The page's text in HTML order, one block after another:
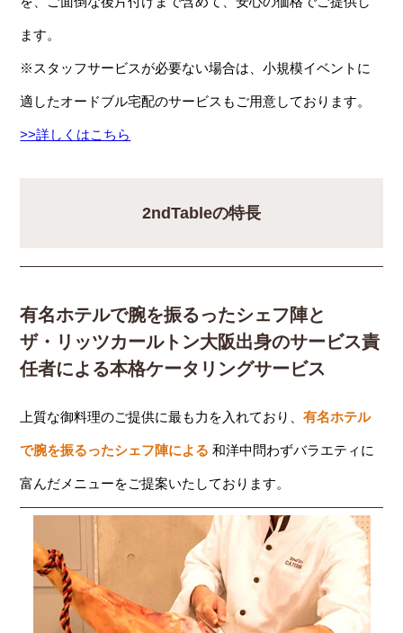
ます。
※スタッフサービスが必要ない場合は、小規模イベントに
適したオードブル宅配のサービスもご用意しております。
>>詳しくはこちら
2ndTableの特長
有名ホテルで腕を振るったシェフ陣と
ザ・リッツカールトン大阪出身のサービス責
任者による本格ケータリングサービス
上質な御料理のご提供に最も力を入れており、有名ホテル
で腕を振るったシェフ陣による 和洋中問わずバラエティに
富んだメニューをご提案いたしております。